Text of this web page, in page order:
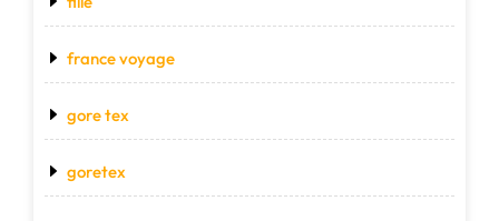
france voyage
gore tex
goretex